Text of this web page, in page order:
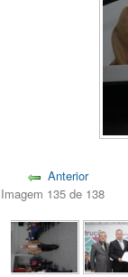
Anterior
Imagem 135 de 138